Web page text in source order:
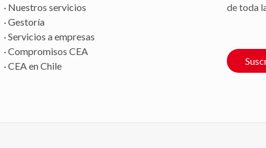
· Nuestros servicios
· Gestoría
· Servicios a empresas
· Compromisos CEA
· CEA en Chile
de toda